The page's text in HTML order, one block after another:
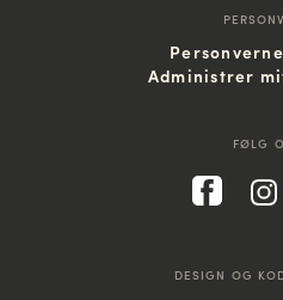
Administrer
FØLG
DESIGN OG